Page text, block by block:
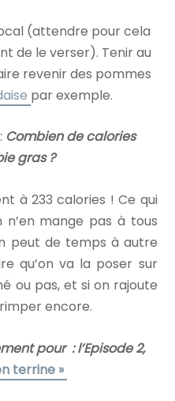
(attendre pour cela
de le verser). Tenir au
revenir des pommes
par exemple.
Combien de calories
gras ?
à 233 calories ! Ce qui
n’en mange pas à tous
peut de temps à autre
qu’on va la poser sur
ou pas, et si on rajoute
encore.
pour : l’Episode 2,
terrine »